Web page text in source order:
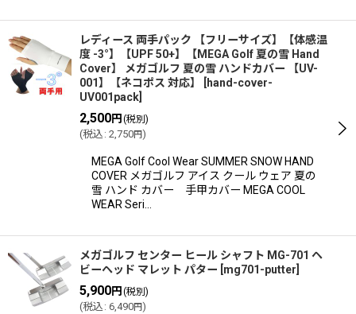
レディース 両手パック 【フリーサイズ】【体感温
度 -3°】【UPF 50+】【MEGA Golf 夏の雪 Hand
Cover】 メガゴルフ 夏の雪 ハンドカバー 【UV-
001】【ネコポス 対応】
hand-cover-
UV001pack
2,500円 (税別)
(税込 : 2,750円)
MEGA Golf Cool Wear SUMMER SNOW HAND
COVER メガゴルフ アイス クール ウェア 夏の
雪 ハンド カバー 手甲カバー MEGA COOL
WEAR Seri…
メガゴルフ センター ヒール シャフト MG-701 ヘ
ビーヘッド マレット パター mg701-putter
5,900円 (税別)
(税込 : 6,490円)